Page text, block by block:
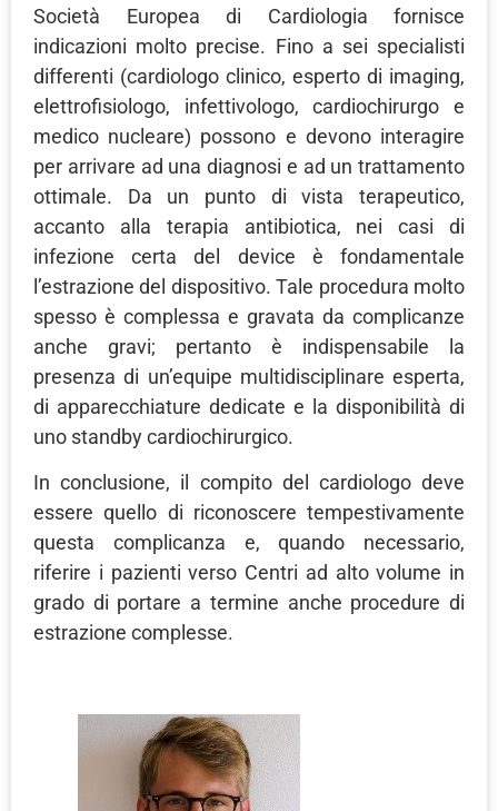
Società Europea di Cardiologia fornisce
indicazioni molto precise. Fino a sei specialisti
differenti (cardiologo clinico, esperto di imaging,
elettrofisiologo, infettivologo, cardiochirurgo e
medico nucleare) possono e devono interagire
per arrivare ad una diagnosi e ad un trattamento
ottimale. Da un punto di vista terapeutico,
accanto alla terapia antibiotica, nei casi di
infezione certa del device è fondamentale
l’estrazione del dispositivo. Tale procedura molto
spesso è complessa e gravata da complicanze
anche gravi; pertanto è indispensabile la
presenza di un’equipe multidisciplinare esperta,
di apparecchiature dedicate e la disponibilità di
uno standby cardiochirurgico.
In conclusione, il compito del cardiologo deve
essere quello di riconoscere tempestivamente
questa complicanza e, quando necessario,
riferire i pazienti verso Centri ad alto volume in
grado di portare a termine anche procedure di
estrazione complesse.